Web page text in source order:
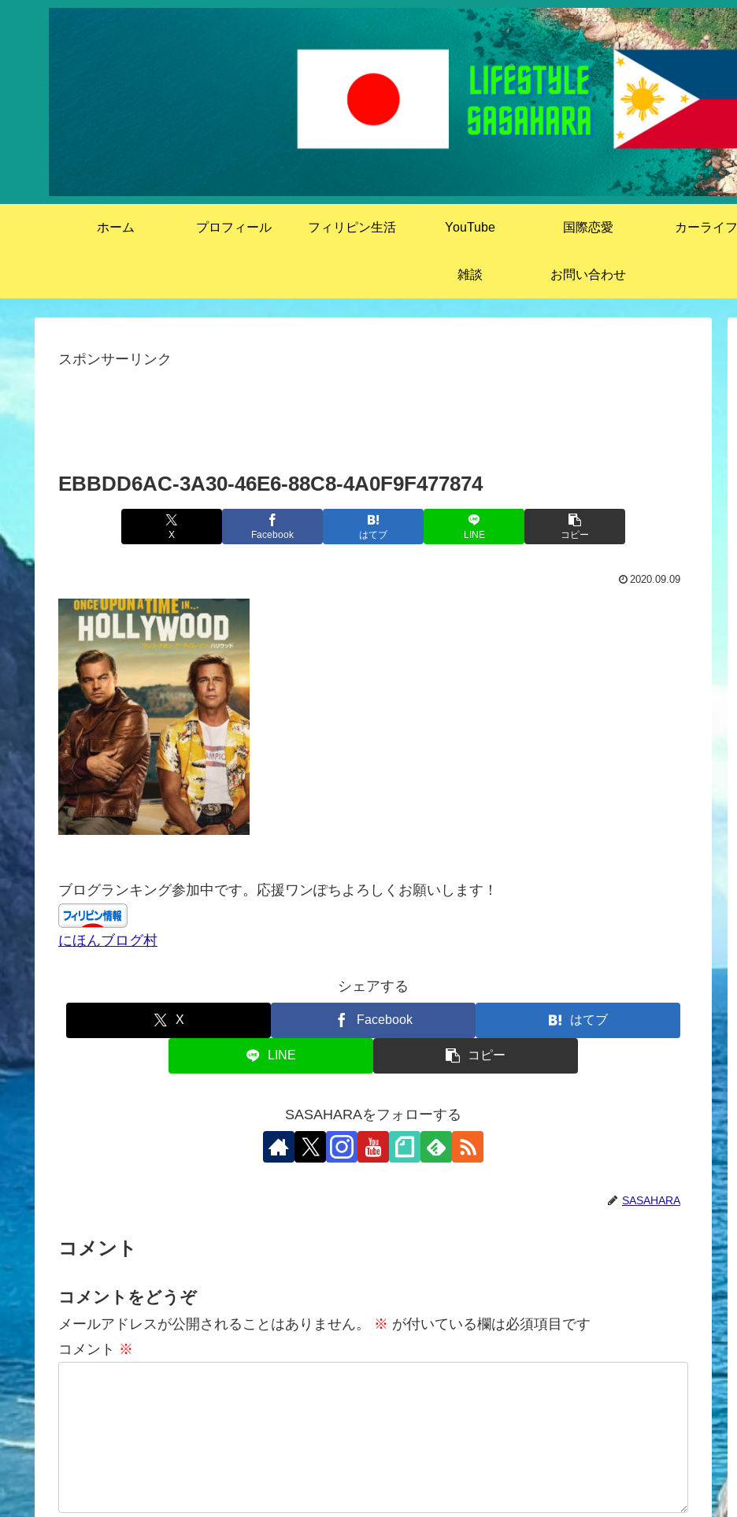
ホーム プロフィール フィリピン生活 YouTube 国際恋愛 カーライフ
雑談 お問い合わせ
スポンサーリンク
EBBDD6AC-3A30-46E6-88C8-4A0F9F477874
X Facebook はてブ LINE コピー
2020.09.09
ブログランキング参加中です。応援ワンぽちよろしくお願いします！
にほんブログ村
シェアする
X Facebook はてブ
LINE コピー
SASAHARAをフォローする
SASAHARA
コメント
コメントをどうぞ
メールアドレスが公開されることはありません。 ※ が付いている欄は必須項目です
コメント ※